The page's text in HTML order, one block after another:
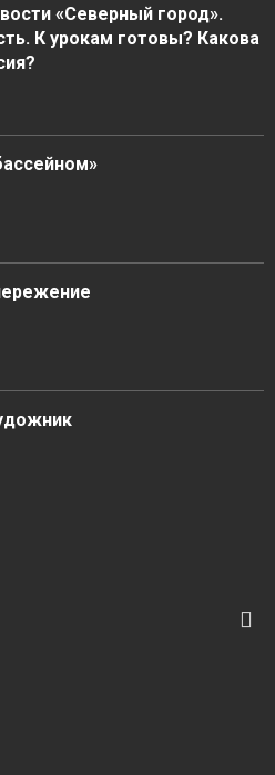
«Северный город».
К урокам готовы? Какова